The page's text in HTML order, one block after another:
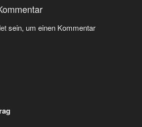
sein, um einen Kommentar